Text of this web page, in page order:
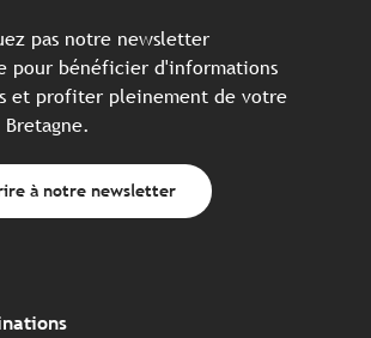
pas notre newsletter
pour bénéficier d'informations
et profiter pleinement de votre
à notre newsletter